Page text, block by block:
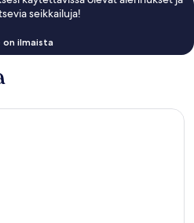
seikkailuja!
on ilmaista